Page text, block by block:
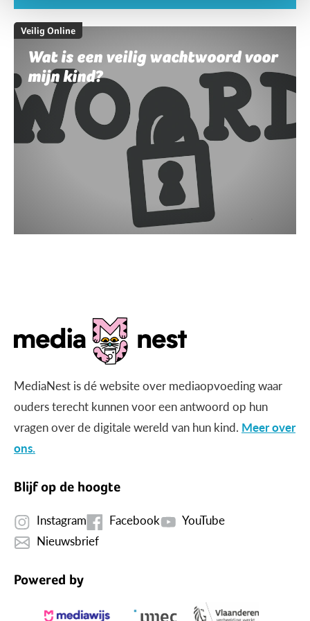
Veilig Online
Wat is een veilig wachtwoord voor
mijn kind?
MediaNest is dé website over mediaopvoeding waar
ouders terecht kunnen voor een antwoord op hun
vragen over de digitale wereld van hun kind. Meer over
ons.
Blijf op de hoogte
Instagram Facebook
YouTube
Nieuwsbrief
Powered by